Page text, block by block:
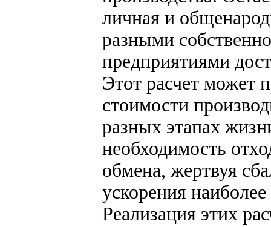
личная и
разными
предприятиями
Этот расчет может
стоимости
разных этапах
необходимость
обмена, жертвуя
ускорения
Реализация этих